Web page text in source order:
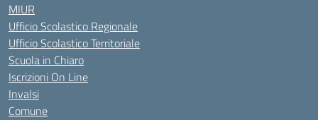
MIUR
Ufficio Scolastico Regionale
Ufficio Scolastico Territoriale
Scuola in Chiaro
Iscrizioni On Line
Invalsi
Comune